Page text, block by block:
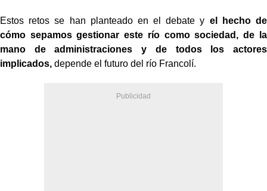
Estos retos se han planteado en el debate y el hecho de
cómo sepamos gestionar este río como sociedad, de la
mano de administraciones y de todos los actores
implicados, depende el futuro del río Francolí.